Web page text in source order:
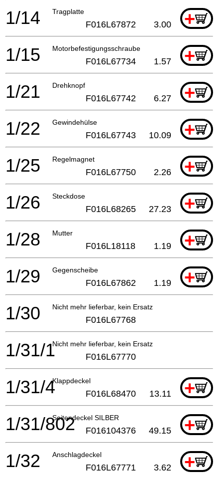
Tragplatte +
1/14 F016L67872 3.00
Motorbefestigungsschraube +
1/15 F016L67734 1.57
Drehknopf +
1/21 F016L67742 6.27
Gewindehülse +
1/22 F016L67743 10.09
Regelmagnet +
1/25 F016L67750 2.26
Steckdose +
1/26 F016L68265 27.23
Mutter +
1/28 F016L18118 1.19
Gegenscheibe +
1/29 F016L67862 1.19
Nicht mehr lieferbar, kein Ersatz
1/30 F016L67768
Nicht mehr lieferbar, kein Ersatz
1/31/1 F016L67770
Klappdeckel +
1/31/4 F016L68470 13.11
Seitendeckel SILBER +
1/31/802 F016104376 49.15
Anschlagdeckel +
1/32 F016L67771 3.62